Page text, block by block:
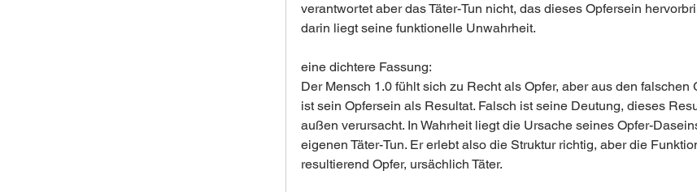
verantwortet aber das Täter-Tun nicht, das dieses Opfersein
darin liegt seine funktionelle Unwahrheit.
eine dichtere Fassung:
Der Mensch 1.0 fühlt sich zu Recht als Opfer, aber aus den falschen
ist sein Opfersein als Resultat. Falsch ist seine Deutung, dieses
außen verursacht. In Wahrheit liegt die Ursache seines Opfer-
eigenen Täter-Tun. Er erlebt also die Struktur richtig, aber die
resultierend Opfer, ursächlich Täter.